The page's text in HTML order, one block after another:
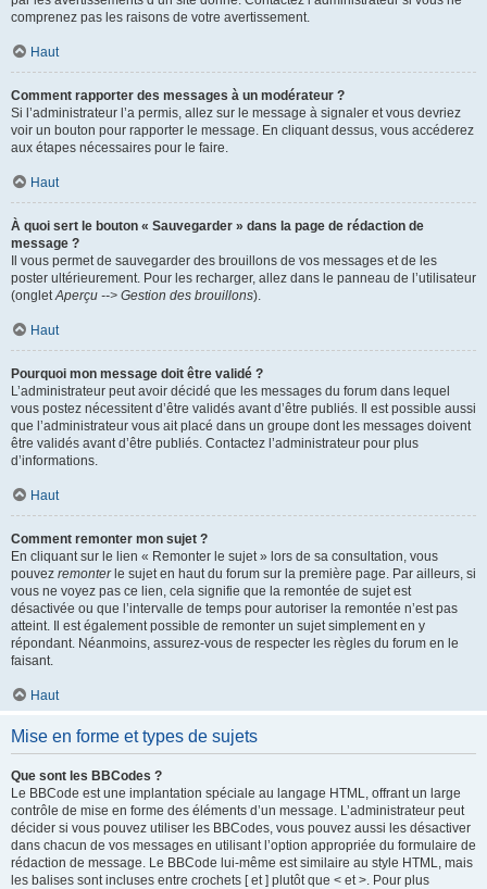
comprenez pas les raisons de votre avertissement.
Haut
Comment rapporter des messages à un modérateur ?
Si l’administrateur l’a permis, allez sur le message à signaler et vous devriez
voir un bouton pour rapporter le message. En cliquant dessus, vous accéderez
aux étapes nécessaires pour le faire.
Haut
À quoi sert le bouton « Sauvegarder » dans la page de rédaction de
message ?
Il vous permet de sauvegarder des brouillons de vos messages et de les
poster ultérieurement. Pour les recharger, allez dans le panneau de l’utilisateur
(ongletAperçu --> Gestion des brouillons).
Haut
Pourquoi mon message doit être validé ?
L’administrateur peut avoir décidé que les messages du forum dans lequel
vous postez nécessitent d’être validés avant d’être publiés. Il est possible aussi
que l’administrateur vous ait placé dans un groupe dont les messages doivent
être validés avant d’être publiés. Contactez l’administrateur pour plus
d’informations.
Haut
Comment remonter mon sujet ?
En cliquant sur le lien « Remonter le sujet » lors de sa consultation, vous
pouvez remonterle sujet en haut du forum sur la première page. Par ailleurs, si
vous ne voyez pas ce lien, cela signifie que la remontée de sujet est
désactivée ou que l’intervalle de temps pour autoriser la remontée n’est pas
atteint. Il est également possible de remonter un sujet simplement en y
répondant. Néanmoins, assurez-vous de respecter les règles du forum en le
faisant.
Haut
Mise en forme et types de sujets
Que sont les BBCodes ?
Le BBCode est une implantation spéciale au langage HTML, offrant un large
contrôle de mise en forme des éléments d’un message. L’administrateur peut
décider si vous pouvez utiliser les BBCodes, vous pouvez aussi les désactiver
dans chacun de vos messages en utilisant l’option appropriée du formulaire de
rédaction de message. Le BBCode lui-même est similaire au style HTML, mais
les balises sont incluses entre crochets [ et ] plutôt que < et >. Pour plus